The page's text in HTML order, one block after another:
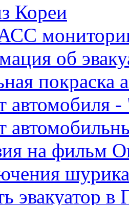
Кореи
об
покраска
автомобиля -
на фильм
шурика
эвакуатор в